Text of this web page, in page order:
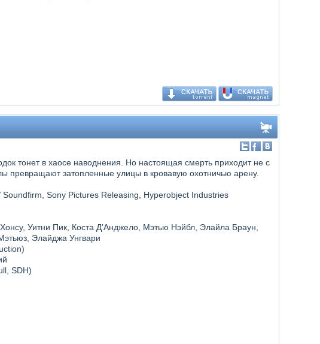
тонет в хаосе наводнения. Но настоящая смерть приходит не с
превращают затопленные улицы в кровавую охотничью арену.
Sony Pictures Releasing, Hyperobject Industries
Уитни Пик, Коста Д’Анджело, Мэтью Нэйбл, Элайла Браун,
Элайджа Унгвари
SDH)